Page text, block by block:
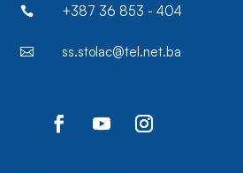
 +387 36 853 - 404
 ss.stolac@tel.net.ba